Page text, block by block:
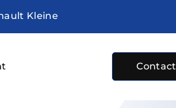
Kleine
Contact